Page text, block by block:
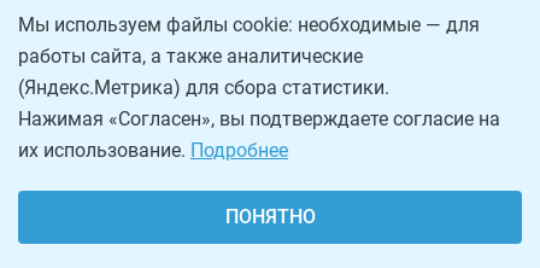
Крестьянским (фермерским) хозяйством,
создаваемым в соответствии с настоящей статьей в
качестве юридического лица, признается
добровольное объединение граждан на основе
членства для совместной производственной или иной
Мы используем файлы cookie: необходимые — для
работы сайта, а также аналитические
(Яндекс.Метрика) для сбора статистики.
Нажимая «Согласен», вы подтверждаете согласие на
их использование. Подробнее
ПОНЯТНО